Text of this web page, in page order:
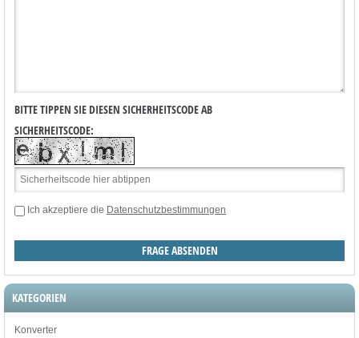
BITTE TIPPEN SIE DIESEN SICHERHEITSCODE AB
SICHERHEITSCODE:
Ich akzeptiere die Datenschutzbestimmungen
KATEGORIEN
Konverter